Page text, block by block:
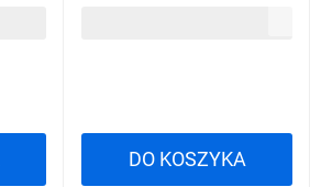
DO KOSZYKA